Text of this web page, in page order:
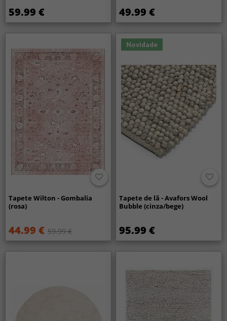
59.99 € 49.99 €
Tapete Wilton - Gombalia
(rosa)
44.99 € 59.99 €
Novidade
Tapete de lã - Avafors Wool
Bubble (cinza/bege)
95.99 €